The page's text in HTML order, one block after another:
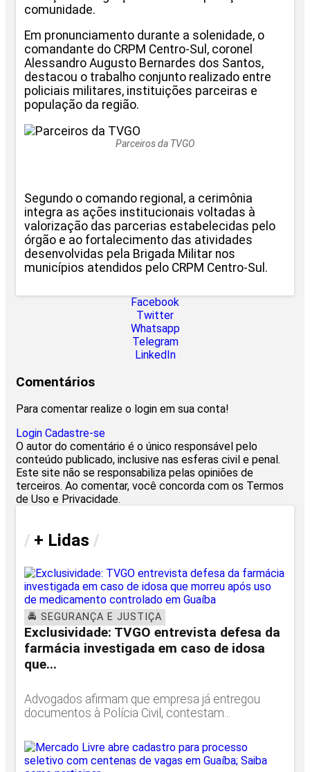
comunidade.
Em pronunciamento durante a solenidade, o
comandante do CRPM Centro-Sul, coronel
Alessandro Augusto Bernardes dos Santos,
destacou o trabalho conjunto realizado entre
policiais militares, instituições parceiras e
população da região.
Parceiros da TVGO
Segundo o comando regional, a cerimônia
integra as ações institucionais voltadas à
valorização das parcerias estabelecidas pelo
órgão e ao fortalecimento das atividades
desenvolvidas pela Brigada Militar nos
municípios atendidos pelo CRPM Centro-Sul.
Facebook
Twitter
Whatsapp
Telegram
LinkedIn
Comentários
Para comentar realize o login em sua conta!
Login Cadastre-se
O autor do comentário é o único responsável pelo
conteúdo publicado, inclusive nas esferas civil e penal.
Este site não se responsabiliza pelas opiniões de
terceiros. Ao comentar, você concorda com os Termos
de Uso e Privacidade.
/ + Lidas /
🚔 SEGURANÇA E JUSTIÇA
Exclusividade: TVGO entrevista defesa da
farmácia investigada em caso de idosa
que...
Advogados afirmam que empresa já entregou
documentos à Polícia Civil, contestam...